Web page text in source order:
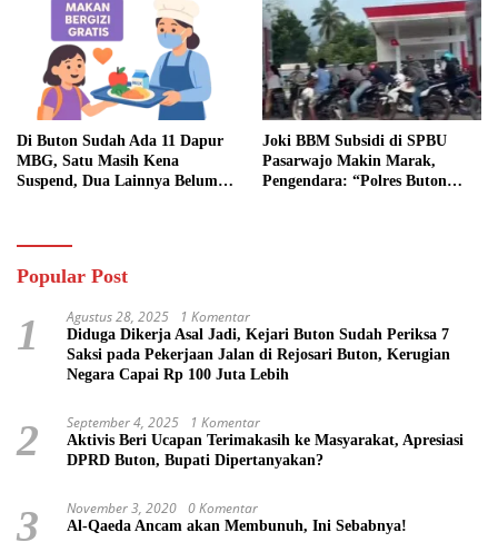
Di Buton Sudah Ada 11 Dapur
MBG, Satu Masih Kena
Suspend, Dua Lainnya Belum
Joki BBM Subsidi di SPBU
Pasarwajo Makin Marak,
Pengendara: “Polres Buton
Popular Post
1 Agustus 28, 2025 1 Komentar
Diduga Dikerja Asal Jadi, Kejari Buton Sudah Periksa 7
Saksi pada Pekerjaan Jalan di Rejosari Buton, Kerugian
Negara Capai Rp 100 Juta Lebih
2 September 4, 2025 1 Komentar
Aktivis Beri Ucapan Terimakasih ke Masyarakat, Apresiasi
DPRD Buton, Bupati Dipertanyakan?
3 November 3, 2020 0 Komentar
Al-Qaeda Ancam akan Membunuh, Ini Sebabnya!